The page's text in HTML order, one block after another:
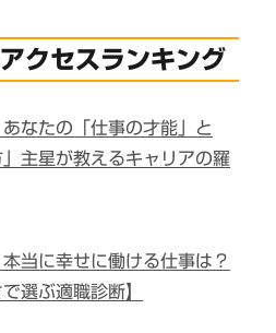
クセスランキング
あなたの「仕事の才能」と
」主星が教えるキャリアの羅
当に幸せに働ける仕事は？
選ぶ適職診断】